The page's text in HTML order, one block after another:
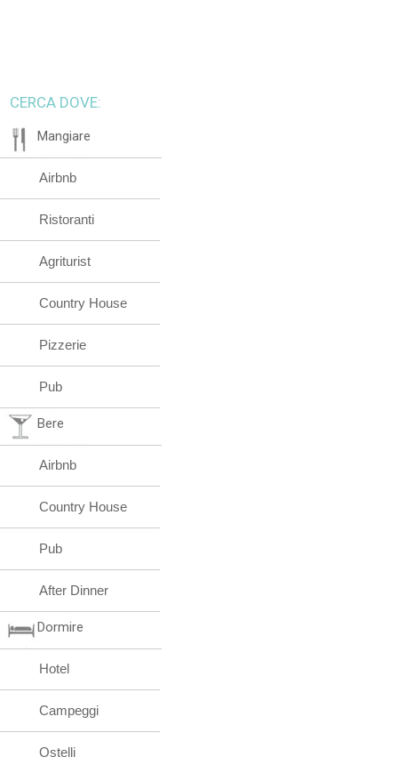
CERCA DOVE:
Mangiare
Airbnb
Ristoranti
Agriturist
Country House
Pizzerie
Pub
Bere
Airbnb
Country House
Pub
After Dinner
Dormire
Hotel
Campeggi
Ostelli